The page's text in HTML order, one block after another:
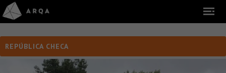
REPÚBLICA CHECA